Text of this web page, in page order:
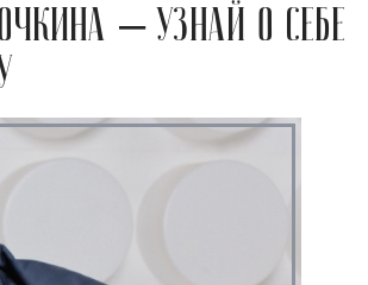
– УЗНАЙ О СЕБЕ